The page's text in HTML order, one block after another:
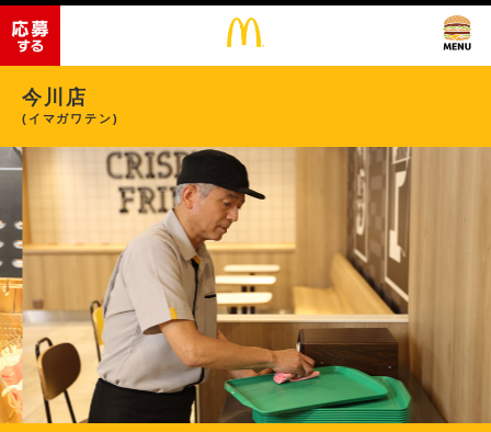
今川店
(イマガワテン)